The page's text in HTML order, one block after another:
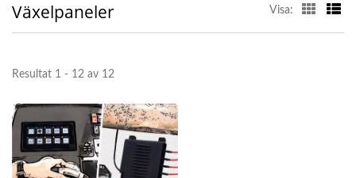
Växelpaneler Visa:
Resultat 1 - 12 av 12